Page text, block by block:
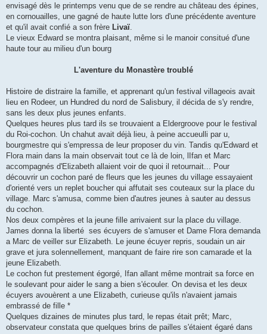
envisagé dès le printemps venu que de se rendre au château des épines,
en cornouailles, une gagné de haute lutte lors d'une précédente aventure
et qu'il avait confié a son frère Livaï
Le vieux Edward se montra plaisant, même si le manoir consitué d'une
haute tour au milieu d'un bourg
L'aventure du Monastère troublé
Histoire de distraire la famille, et apprenant qu'un festival villageois avait
lieu en Rodeer, un Hundred du nord de Salisbury, il décida de s'y rendre,
sans les deux plus jeunes enfants.
Quelques heures plus tard ils se trouvaient a Eldergroove pour le festival
du Roi-cochon. Un chahut avait déjà lieu, à peine accueulli par u,
bourgmestre qui s'empressa de leur proposer du vin. Tandis qu'Edward et
Flora main dans la main observait tout ce là de loin, lIfan et Marc
accompagnés d'Elizabeth allaient voir de quoi il retournait... Pour
découvrir un cochon paré de fleurs que les jeunes du village essayaient
d'orienté vers un replet boucher qui affutait ses couteaux sur la place du
village. Marc s'amusa, comme bien d'autres jeunes à sauter au dessus
du cochon.
Nos deux compères et la jeune fille arrivaient sur la place du village.
James donna la liberté ses écuyers de s'amuser et Dame Flora demanda
a Marc de veiller sur Elizabeth. Le jeune écuyer repris, soudain un air
grave et jura solennellement manquant de faire rire son camarade et la
jeune Elizabeth.
Le cochon fut prestement égorgé, Ifan allant même montrait sa force en
le soulevant pour aider le sang a bien s'écouler. On devisa et les deux
écuyers avouèrent a une Elizabeth, curieuse qu'ils n'avaient jamais
embrassé de fille *
Quelques dizaines de minutes plus tard, le repas était prêt; Marc,
observateur constata que quelques brins de pailles s'étaient égaré dans